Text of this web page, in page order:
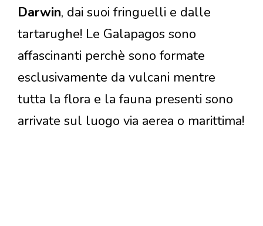
Darwin, dai suoi fringuelli e dalle
tartarughe! Le Galapagos sono
affascinanti perchè sono formate
esclusivamente da vulcani mentre
tutta la flora e la fauna presenti sono
arrivate sul luogo via aerea o marittima!